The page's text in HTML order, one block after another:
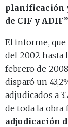
planificación
de CIF y
El informe, que
del 2002 hasta
febrero de
disparó un
adjudicados a
de toda la obra
adjudicación